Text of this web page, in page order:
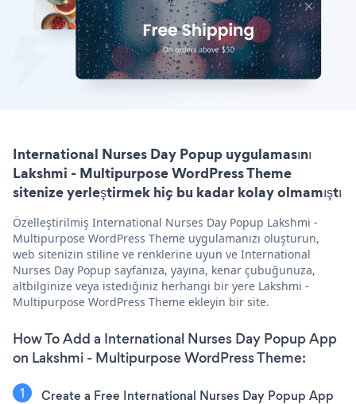
International Nurses Day Popup uygulamasını
Lakshmi - Multipurpose WordPress Theme
sitenize yerleştirmek hiç bu kadar kolay olmamıştı
Özelleştirilmiş International Nurses Day Popup Lakshmi -
Multipurpose WordPress Theme uygulamanızı oluşturun,
web sitenizin stiline ve renklerine uyun ve International
Nurses Day Popup sayfanıza, yayına, kenar çubuğunuza,
altbilginize veya istediğiniz herhangi bir yere Lakshmi -
Multipurpose WordPress Theme ekleyin bir site.
How To Add a International Nurses Day Popup App
on Lakshmi - Multipurpose WordPress Theme:
Create a Free International Nurses Day Popup App